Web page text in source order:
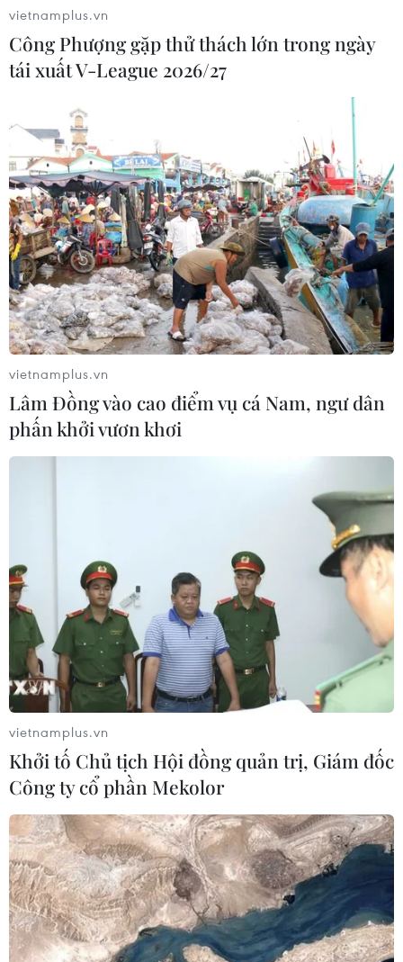
vietnamplus.vn
Công Phượng gặp thử thách lớn trong ngày
tái xuất V-League 2026/27
vietnamplus.vn
Lâm Đồng vào cao điểm vụ cá Nam, ngư dân
phấn khởi vươn khơi
vietnamplus.vn
Khởi tố Chủ tịch Hội đồng quản trị, Giám đốc
Công ty cổ phần Mekolor